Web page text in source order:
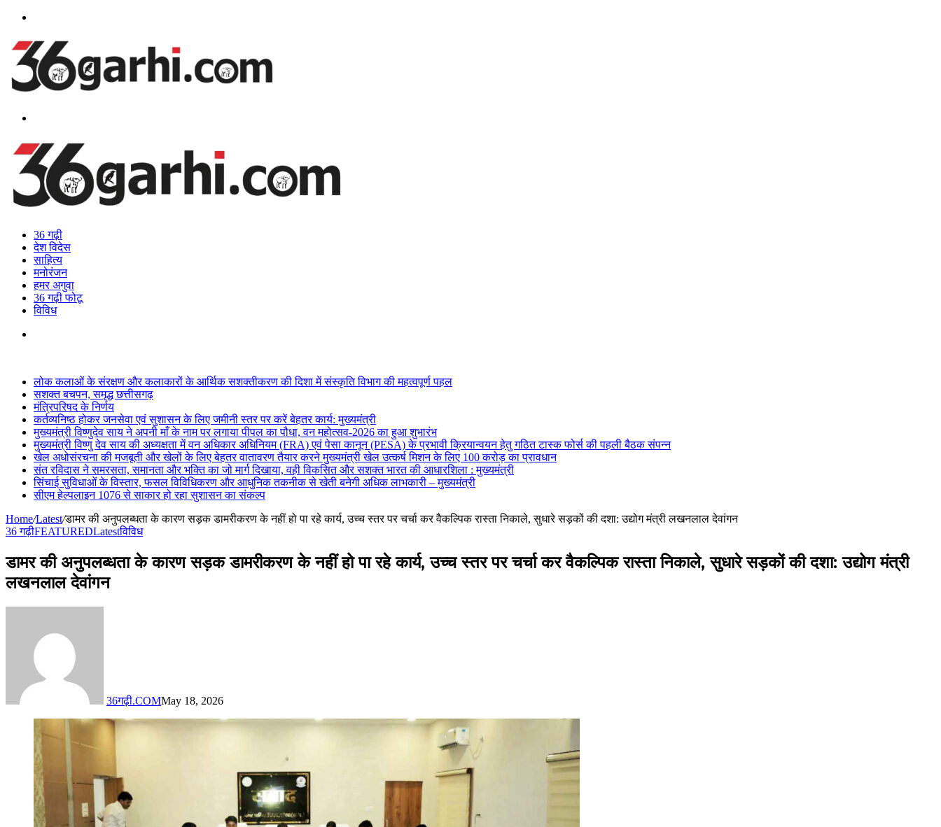
36 गढ़ी
देश विदेस
साहित्य
मनोरंजन
हमर अगुवा
36 गढ़ी फोटू
विविध
लोक कलाओं के संरक्षण और कलाकारों के आर्थिक सशक्तीकरण की दिशा में संस्कृति विभाग की महत्वपूर्ण पहल
सशक्त बचपन, समृद्ध छत्तीसगढ़
मंत्रिपरिषद के निर्णय
कर्तव्यनिष्ठ होकर जनसेवा एवं सुशासन के लिए जमीनी स्तर पर करें बेहतर कार्य: मुख्यमंत्री
मुख्यमंत्री विष्णुदेव साय ने अपनी माँ के नाम पर लगाया पीपल का पौधा, वन महोत्सव-2026 का हुआ शुभारंभ
मुख्यमंत्री विष्णु देव साय की अध्यक्षता में वन अधिकार अधिनियम (FRA) एवं पेसा कानून (PESA) के प्रभावी क्रियान्वयन हेतु गठित टास्क फोर्स की पहली बैठक संपन्न
खेल अधोसंरचना की मजबूती और खेलों के लिए बेहतर वातावरण तैयार करने मुख्यमंत्री खेल उत्कर्ष मिशन के लिए 100 करोड़ का प्रावधान
संत रविदास ने समरसता, समानता और भक्ति का जो मार्ग दिखाया, वही विकसित और सशक्त भारत की आधारशिला : मुख्यमंत्री
सिंचाई सुविधाओं के विस्तार, फसल विविधिकरण और आधुनिक तकनीक से खेती बनेगी अधिक लाभकारी – मुख्यमंत्री
सीएम हेल्पलाइन 1076 से साकार हो रहा सुशासन का संकल्प
Home/Latest/डामर की अनुपलब्धता के कारण सड़क डामरीकरण के नहीं हो पा रहे कार्य, उच्च स्तर पर चर्चा कर वैकल्पिक रास्ता निकाले, सुधारे सड़कों की दशा: उद्योग मंत्री लखनलाल देवांगन
36 गढ़ीFEATUREDLatestविविध
डामर की अनुपलब्धता के कारण सड़क डामरीकरण के नहीं हो पा रहे कार्य, उच्च स्तर पर चर्चा कर वैकल्पिक रास्ता निकाले, सुधारे सड़कों की दशा: उद्योग मंत्री
लखनलाल देवांगन
36गढ़ी.COMMay 18, 2026